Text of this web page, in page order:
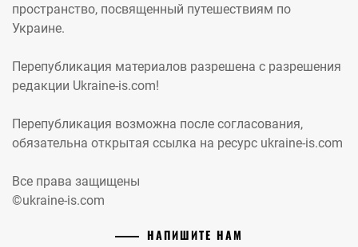
пространство, посвященный путешествиям по
Украине.
Перепубликация материалов разрешена с разрешения
редакции Ukraine-is.com!
Перепубликация возможна после согласования,
обязательна открытая ссылка на ресурс ukraine-is.com
Все права защищены
©ukraine-is.com
НАПИШИТЕ НАМ